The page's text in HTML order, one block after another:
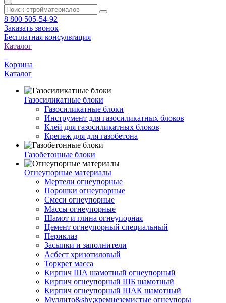
8 800 505-54-92
Заказать звонок
Бесплатная консультация
Каталог
Корзина
Каталог
Газосиликатные блоки
Газосиликатные блоки
Инструмент для газосиликатных блоков
Клей для газосиликатных блоков
Крепеж для для газобетона
Газобетонные блоки
Огнеупорные материалы
Мертели огнеупорные
Порошки огнеупорные
Смеси огнеупорные
Массы огнеупорные
Шамот и глина огнеупорная
Цемент огнеупорный специальный
Периклаз
Засыпки и заполнители
Асбест хризотиловый
Торкрет масса
Кирпич ША шамотный огнеупорный
Кирпич огнеупорный ШБ шамотный
Кирпич огнеупорный ШАК шамотный
Муллито&shy;­кремнеземистые огнеупоры